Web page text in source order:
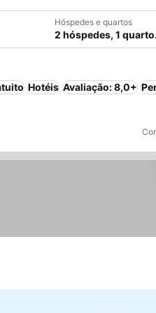
Hóspedes e quartos
2 hóspedes, 1 quarto.
Hotéis Avaliação: 8,0+